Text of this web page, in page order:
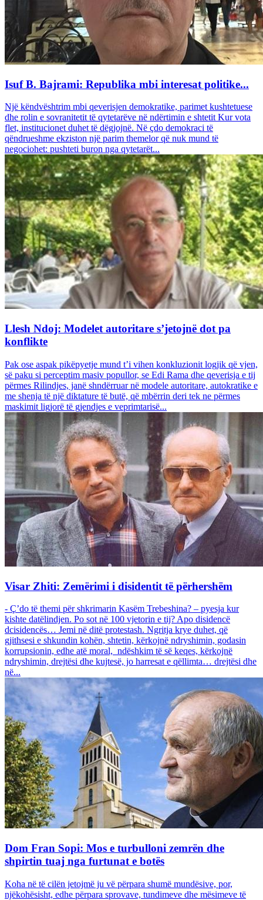
Isuf B. Bajrami: Republika mbi interesat politike...
Një këndvështrim mbi qeverisjen demokratike, parimet kushtetuese
dhe rolin e sovranitetit të qytetarëve në ndërtimin e shtetit Kur vota
flet, institucionet duhet të dëgjojnë. Në çdo demokraci të
qëndrueshme ekziston një parim themelor që nuk mund të
negociohet: pushteti buron nga qytetarët...
Llesh Ndoj: Modelet autoritare s’jetojnë dot pa
konflikte
Pak ose aspak pikëpyetje mund t’i vihen konkluzionit logjik që vjen,
së paku si perceptim masiv popullor, se Edi Rama dhe qeverisja e tij
përmes Rilindjes, janë shndërruar në modele autoritare, autokratike e
me shenja të një diktature të butë, që mbërrin deri tek ne përmes
maskimit ligjorë të gjendjes e veprimtarisë...
Visar Zhiti: Zemërimi i disidentit të përhershëm
- Ç’do të themi për shkrimarin Kasëm Trebeshina? – pyesja kur
kishte datëlindjen. Po sot në 100 vjetorin e tij? Apo disidencë
dcisidencës… Jemi në ditë protestash. Ngritja krye duhet, që
gjithsesi e shkundin kohën, shtetin, kërkojnë ndryshimin, godasin
korrupsionin, edhe atë moral, ndëshkim të së keqes, kërkojnë
ndryshimin, drejtësi dhe kujtesë, jo harresat e qëllimta… drejtësi dhe
në...
Dom Fran Sopi: Mos e turbulloni zemrën dhe
shpirtin tuaj nga furtunat e botës
Koha në të cilën jetojmë ju vë përpara shumë mundësive, por,
njëkohësisht, edhe përpara sprovave, tundimeve dhe mësimeve të